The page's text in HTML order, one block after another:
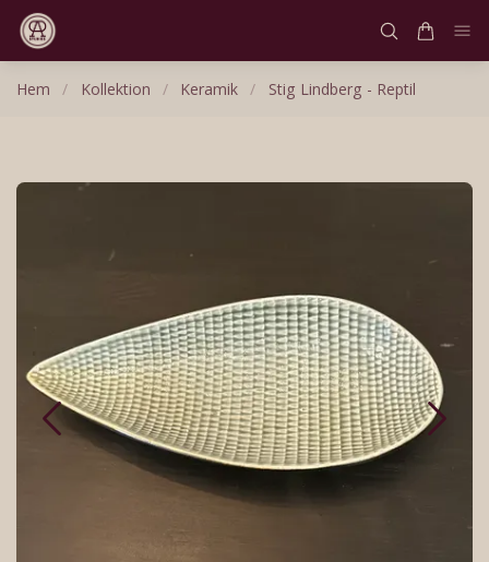
Hem / Kollektion / Keramik / Stig Lindberg - Reptil